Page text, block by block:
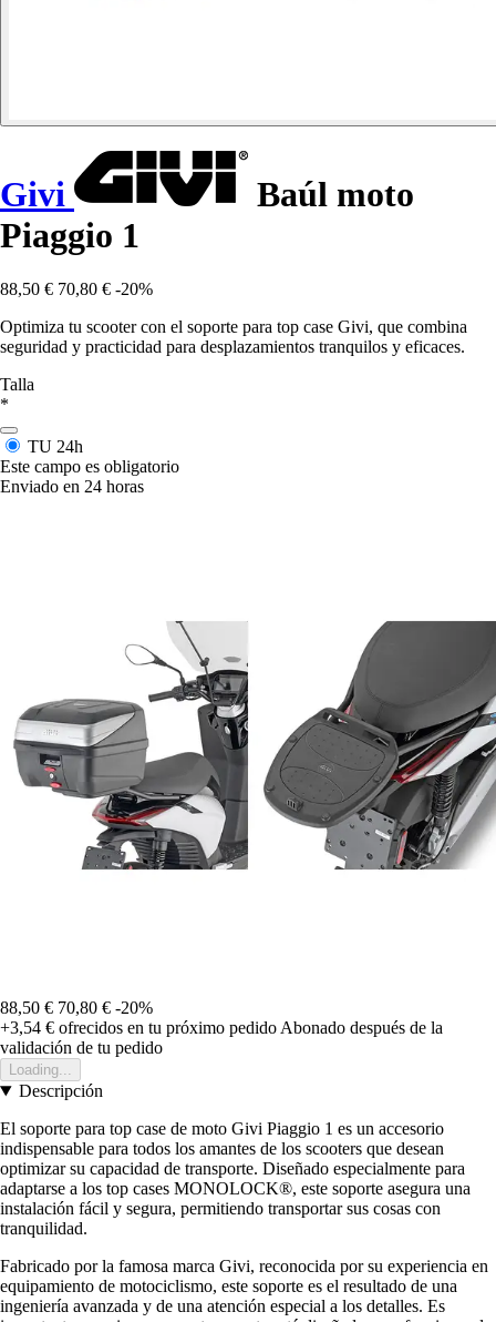
Givi
Baúl moto
Piaggio 1
88,50 € 70,80 € -20%
Optimiza tu scooter con el soporte para top case Givi, que combina
seguridad y practicidad para desplazamientos tranquilos y eficaces.
Talla
*
TU 24h
Este campo es obligatorio
Enviado en 24 horas
88,50 € 70,80 € -20%
+3,54 € ofrecidos en tu próximo pedido Abonado después de la
validación de tu pedido
Loading...
Descripción
El soporte para top case de moto Givi Piaggio 1 es un accesorio
indispensable para todos los amantes de los scooters que desean
optimizar su capacidad de transporte. Diseñado especialmente para
adaptarse a los top cases MONOLOCK®, este soporte asegura una
instalación fácil y segura, permitiendo transportar sus cosas con
tranquilidad.
Fabricado por la famosa marca Givi, reconocida por su experiencia en
equipamiento de motociclismo, este soporte es el resultado de una
ingeniería avanzada y de una atención especial a los detalles. Es